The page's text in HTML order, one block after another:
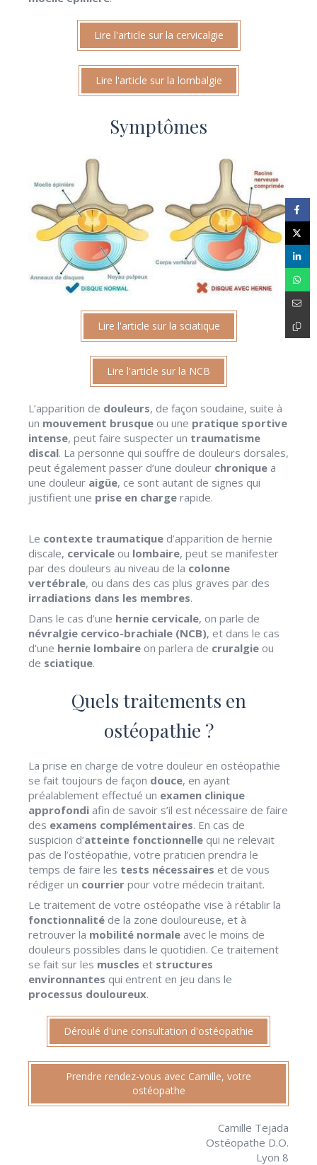
Lire l'article sur la cervicalgie
Lire l'article sur la lombalgie
Symptômes
Lire l'article sur la sciatique
Lire l'article sur la NCB
L’apparition de douleurs, de façon soudaine, suite à
un mouvement brusque ou une pratique sportive
intense, peut faire suspecter un traumatisme
discal. La personne qui souffre de douleurs dorsales,
peut également passer d’une douleur chronique a
une douleur aigüe, ce sont autant de signes qui
justifient une prise en charge rapide.
Le contexte traumatique d’apparition de hernie
discale, cervicale ou lombaire, peut se manifester
par des douleurs au niveau de la colonne
vertébrale, ou dans des cas plus graves par des
irradiations dans les membres.
Dans le cas d’une hernie cervicale, on parle de
névralgie cervico-brachiale (NCB), et dans le cas
d’une hernie lombaire on parlera de cruralgie ou
de sciatique.
Quels traitements en
ostéopathie ?
La prise en charge de votre douleur en ostéopathie
se fait toujours de façon douce, en ayant
préalablement effectué un examen clinique
approfondi afin de savoir s’il est nécessaire de faire
des examens complémentaires. En cas de
suspicion d’atteinte fonctionnelle qui ne relevait
pas de l’ostéopathie, votre praticien prendra le
temps de faire les tests nécessaires et de vous
rédiger un courrier pour votre médecin traitant.
Le traitement de votre ostéopathe vise à rétablir la
fonctionnalité de la zone douloureuse, et à
retrouver la mobilité normale avec le moins de
douleurs possibles dans le quotidien. Ce traitement
se fait sur les muscles et structures
environnantes qui entrent en jeu dans le
processus douloureux.
Déroulé d'une consultation d'ostéopathie
Prendre rendez-vous avec Camille, votre
ostéopathe
Camille Tejada
Ostéopathe D.O.
Lyon 8